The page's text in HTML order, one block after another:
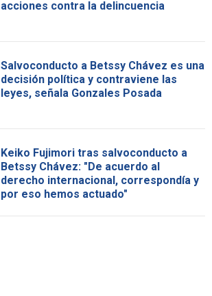
acciones contra la delincuencia
Salvoconducto a Betssy Chávez es una
decisión política y contraviene las
leyes, señala Gonzales Posada
Keiko Fujimori tras salvoconducto a
Betssy Chávez: "De acuerdo al
derecho internacional, correspondía y
por eso hemos actuado"